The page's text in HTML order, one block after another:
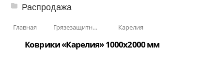
Распродажа
Главная Грязезащитные, влаговпитывающие покрытия Карелия
Коврики «Карелия» 1000х2000 мм